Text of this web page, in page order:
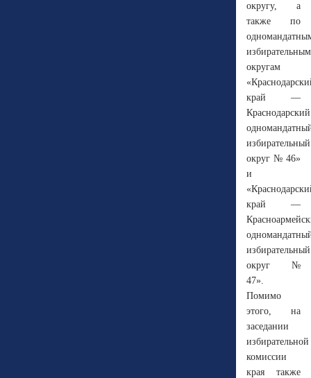
округу, а
также по
избирательным
округам
край —
Краснодарский
избирательный
округ № 46»
и
край —
избирательный
округ №
47».
Помимо
этого, на
заседании
избирательной
комиссии
края также